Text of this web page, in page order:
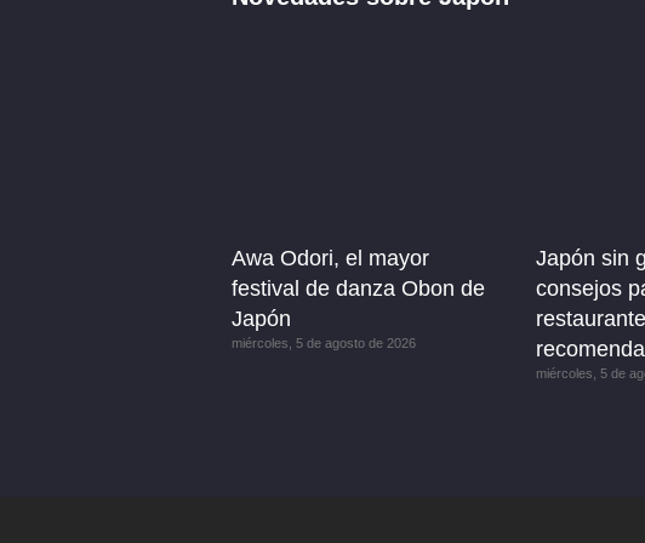
Awa Odori, el mayor
festival de danza Obon de
Japón
miércoles, 5 de agosto de 2026
Japón sin
consejos
miércoles, 5 de